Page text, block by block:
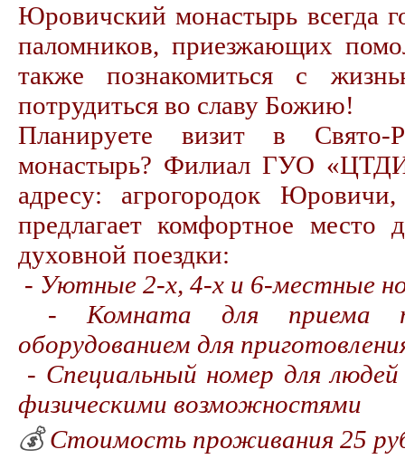
Юровичский монастырь всегда
паломников, приезжающих
также познакомиться с
потрудиться во славу Божию!
Планируете визит в Свято-
монастырь? Филиал ГУО
адресу: агрогородок
предлагает комфортное место
духовной поездки:
- Уютные 2-х, 4-х и 6-местные
- Комната для приема
оборудованием для
- Специальный номер для
физическими возможностями
💰Стоимость проживания 25